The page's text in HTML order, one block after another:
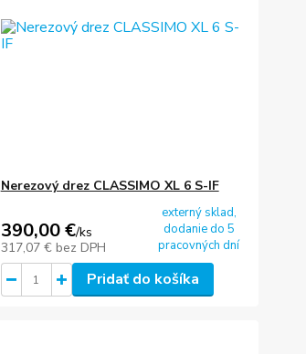
Nerezový drez CLASSIMO XL 6 S-IF
390,00 €/ks
317,07 € bez DPH
externý sklad,
dodanie do 5
pracovných dní
Pridať do košíka